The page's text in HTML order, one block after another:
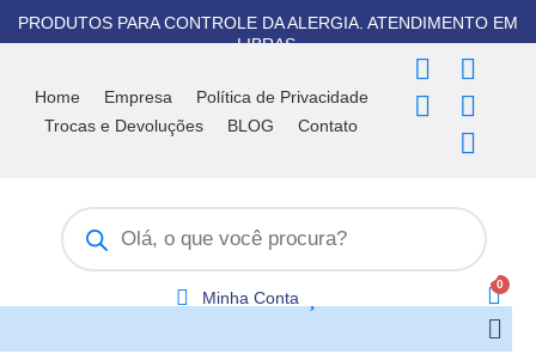
para
conteúdo
PRODUTOS PARA CONTROLE DA ALERGIA. ATENDIMENTO EM
LIBRAS.
Home Empresa
Política de Privacidade
Trocas e Devoluções
BLOG Contato
F
a
c
o
k
I
n
s
t
g
a
m
T
i
k
k
Y
o
u
t
b
W
h
a
t
a
p
p
Minha Conta
Pesquisar
produtos